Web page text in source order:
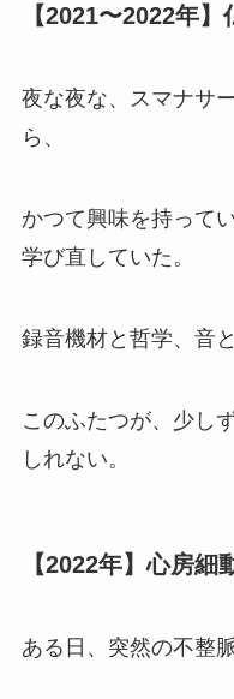
【2021〜2022年
夜な夜な、スマナサ
ら、
かつて興味を持って
学び直していた。
録音機材と哲学、音と
このふたつが、少し
しれない。
【2022年】心房細
ある日、突然の不整脈